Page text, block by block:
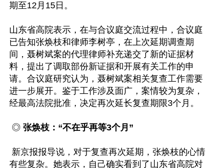
期至12月15日。
山东省高院表示，在与合议庭交流过程中，合议庭
已告知张焕枝和律师李树亭，在上次延期调查期
间，聂树斌案的代理律师补充递交了新的证据材
料，提出了调取部份新证据和开展有关工作的申
请。合议庭研究认为，聂树斌案相关复查工作需要
进一步展开。鉴于工作涉及面广，案情较为复杂，
经最高法院批准，决定再次延长复查期限3个月。
◎ 张焕枝：“不在乎再等3个月”
有些复杂。她表示，自己确实看到了山东省高院对